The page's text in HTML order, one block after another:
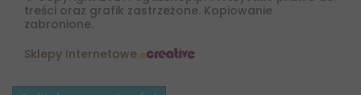
treści oraz grafik zastrzeżone. Kopiowanie
zabronione.
Sklepy Internetowe